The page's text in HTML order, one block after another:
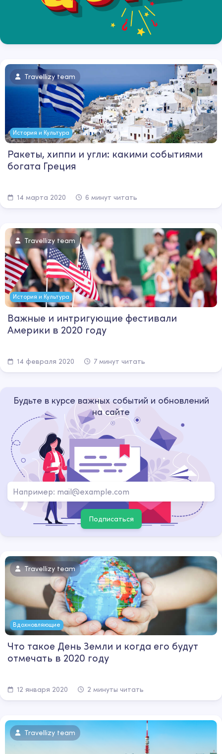
Travellizy team
История и Культура
Ракеты, хиппи и угли: какими событиями
богата Греция
14 марта 2020 6 минут читать
Travellizy team
История и Культура
Важные и интригующие фестивали
Америки в 2020 году
14 февраля 2020 7 минут читать
Будьте в курсе важных событий и обновлений
на сайте
Подписаться
Travellizy team
Вдохновляющие
Что такое День Земли и когда его будут
отмечать в 2020 году
12 января 2020 2 минуты читать
Travellizy team